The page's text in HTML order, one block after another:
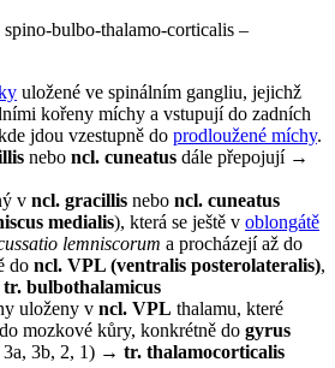
spino-bulbo-thalamo-corticalis –
uložené ve spinálním gangliu, jejichž
kořeny míchy a vstupují do zadních
jdou vzestupně do prodloužené míchy.
nebo ncl. cuneatus dále přepojují →
v ncl. gracillis nebo ncl. cuneatus
medialis), která se ještě v oblongátě
lemniscorum a procházejí až do
do ncl. VPL (ventralis posterolateralis),
tr. bulbothalamicus
uloženy v ncl. VPL thalamu, které
mozkové kůry, konkrétně do gyrus
3a, 3b, 2, 1) → tr. thalamocorticalis